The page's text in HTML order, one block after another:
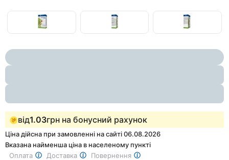
Item
of
1
of
від1.03грн на бонусний рахунок
Ціна дійсна при замовленні на сайті 06.08.2026
Вказана найменша ціна в населеному пункті
Оплата
Доставка Повернення